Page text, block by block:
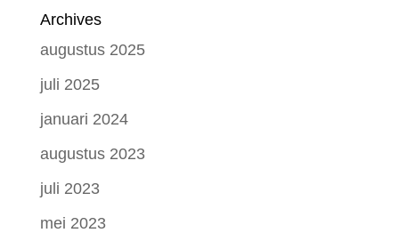
Archives
augustus 2025
juli 2025
januari 2024
augustus 2023
juli 2023
mei 2023